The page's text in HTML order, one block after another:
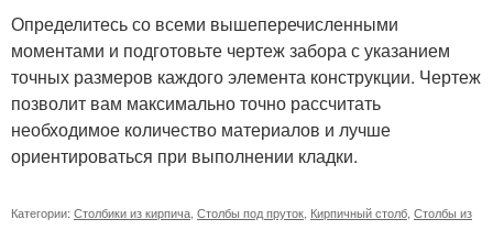
Определитесь со всеми вышеперечисленными
моментами и подготовьте чертеж забора с указанием
точных размеров каждого элемента конструкции. Чертеж
позволит вам максимально точно рассчитать
необходимое количество материалов и лучше
ориентироваться при выполнении кладки.
Категории: Столбики из кирпича Столбы под пруток Кирпичный столб Столбы из